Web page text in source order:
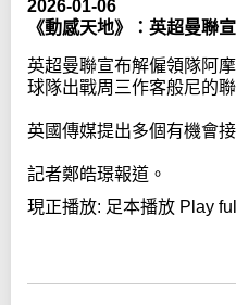
2026-01-06
《動感天地》：英超曼聯
英超曼聯宣布解僱領隊阿
球隊出戰周三作客般尼的
英國傳媒提出多個有機會
記者鄭皓璟報道。
現正播放: 足本播放 Play